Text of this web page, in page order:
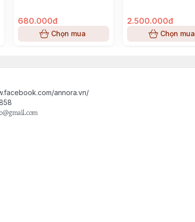
680.000đ
Chọn mua
2.500.000đ
Chọn mua
annora.vn/